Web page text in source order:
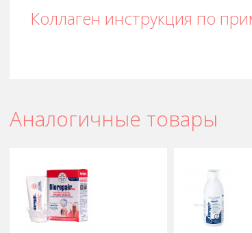
Коллаген инструкция по
Коллаген в Астане , Коллаген
Коллаген в Караганде
Аналогичные товары